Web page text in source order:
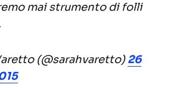
mai strumento di folli
(@sarahvaretto)26